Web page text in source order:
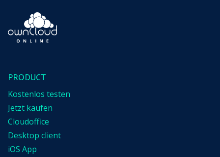
PRODUCT
Kostenlos testen
Jetzt kaufen
Cloudoffice
Desktop client
iOS App